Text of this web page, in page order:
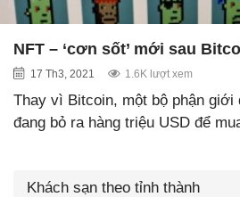
NFT – ‘cơn sốt’ mới sau
17 Th3, 2021 1.6K lượt xem
Thay vì Bitcoin, một bộ phận
đang bỏ ra hàng triệu USD để
Khách sạn theo tỉnh thành